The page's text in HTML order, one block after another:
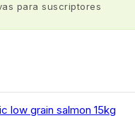
para suscriptores